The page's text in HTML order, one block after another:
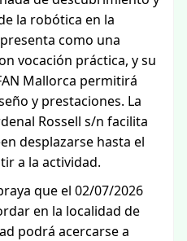
la robótica en la
como una
vocación práctica, y su
Mallorca permitirá
y prestaciones. La
Rossell s/n facilita
desplazarse hasta el
a la actividad.
que el 02/07/2026
en la localidad de
podrá acercarse a